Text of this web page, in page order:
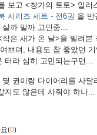
보고 <창가의 토토> 일러
시리즈 세트 - 전6권 을 반
까 말까 고민중...
은 새가 온 날>을 빌려본
쁘며, 내용도 참 좋았던
터라 심히 고민되는구먼...
권이랑 다이어리를 사달
지도 않은데 사줘야 하나
(0)